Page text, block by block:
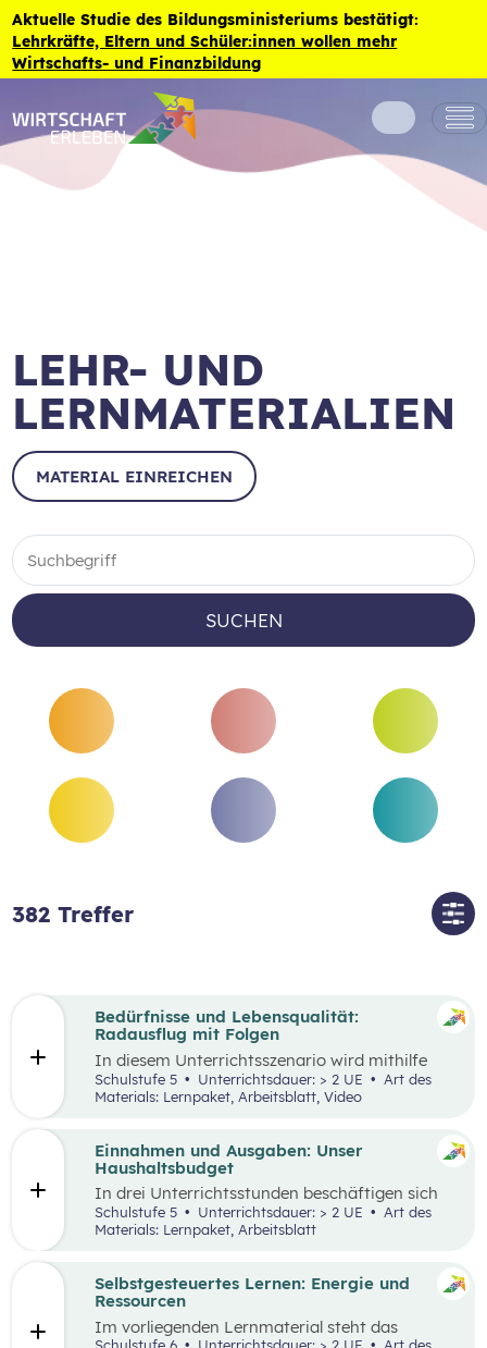
Zum Inhalt der Seite springen
Aktuelle Studie des Bildungsministeriums bestätigt:
Lehrkräfte, Eltern und Schüler:innen wollen mehr
Wirtschafts- und Finanzbildung
LEHR- UND
LERNMATERIALIEN
MATERIAL EINREICHEN
SUCHEN
382 Treffer
Einnahmen und Ausgaben: Unser
Haushaltsbudget
In drei Unterrichtsstunden beschäftigen sich
die Schüler:innen mit den Einnahmen und
Ausgaben von Haushalten.
Schulstufe 5 Unterrichtsdauer: > 2 UE
Materials: Lernpaket, Arbeitsblatt
Bedürfnisse und Lebensqualität:
Radausflug mit Folgen
In diesem Unterrichtsszenario wird mithilfe
eines Kurzvideos und zusätzlichem Material der
Fokus auf finanzielle Entscheidungen und
Bedürfnisse gelegt. Kinder und Jugendliche
Entscheidungen. Dabei gilt es, Bedürfnisse und
Prioritäten, aber auch die eigenen finanziellen
Möglichkeiten zu berücksichtigen. Oft möchte
man mehr haben, als man sich leisten kann und
muss aufgrund der Knappheit auf etwas
verzichten. Konsum ist jedoch nicht die einzige
Schulstufe 5 Unterrichtsdauer: > 2 UE
Materials: Lernpaket, Arbeitsblatt, Video
Selbstgesteuertes Lernen: Energie und
Ressourcen
Im vorliegenden Lernmaterial steht das
selbstgesteuerte Lernen im Vordergrund. Es